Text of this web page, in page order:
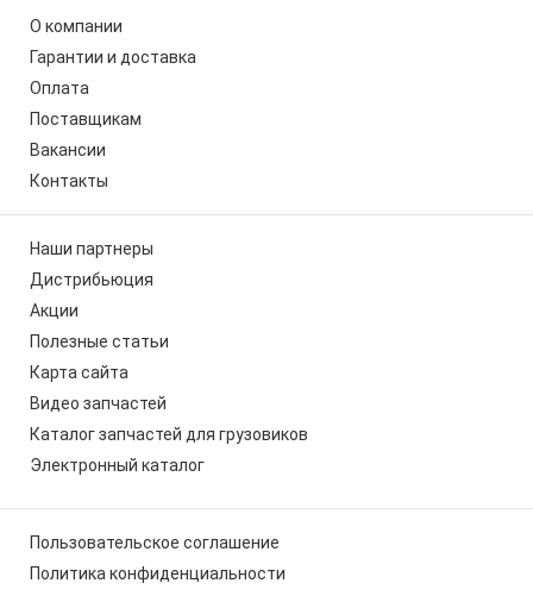
О компании
Гарантии и доставка
Оплата
Поставщикам
Вакансии
Контакты
Наши партнеры
Дистрибьюция
Акции
Полезные статьи
Карта сайта
Видео запчастей
Каталог запчастей для грузовиков
Электронный каталог
Пользовательское соглашение
Политика конфиденциальности